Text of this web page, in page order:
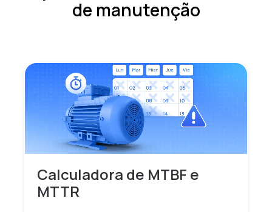
de manutenção
Calculadora de MTBF e
MTTR